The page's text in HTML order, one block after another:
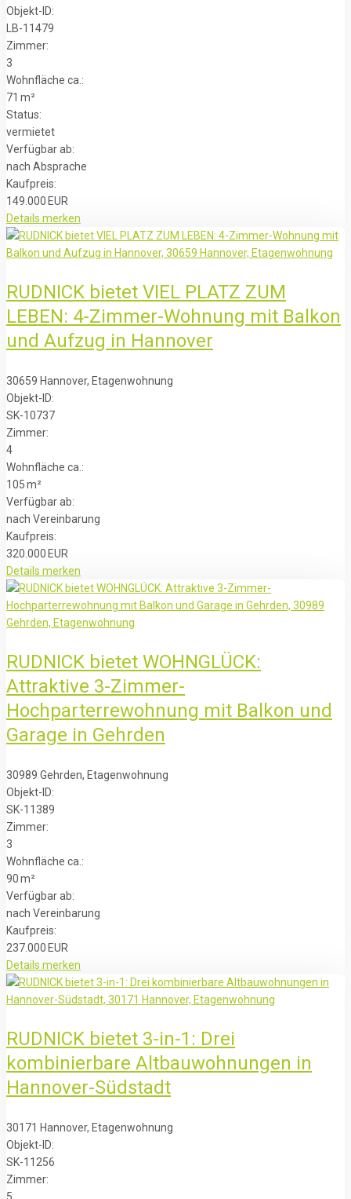
Objekt-ID:
LB-11479
Zimmer:
3
Wohnfläche ca.:
71 m²
Status:
vermietet
Verfügbar ab:
nach Absprache
Kaufpreis:
149.000 EUR
Details merken
RUDNICK bietet VIEL PLATZ ZUM
LEBEN: 4-Zimmer-Wohnung mit Balkon
und Aufzug in Hannover
30659 Hannover, Etagenwohnung
Objekt-ID:
SK-10737
Zimmer:
4
Wohnfläche ca.:
105 m²
Verfügbar ab:
nach Vereinbarung
Kaufpreis:
320.000 EUR
Details merken
RUDNICK bietet WOHNGLÜCK:
Attraktive 3-Zimmer-
Hochparterrewohnung mit Balkon und
Garage in Gehrden
30989 Gehrden, Etagenwohnung
Objekt-ID:
SK-11389
Zimmer:
3
Wohnfläche ca.:
90 m²
Verfügbar ab:
nach Vereinbarung
Kaufpreis:
237.000 EUR
Details merken
RUDNICK bietet 3-in-1: Drei
kombinierbare Altbauwohnungen in
Hannover-Südstadt
30171 Hannover, Etagenwohnung
Objekt-ID:
SK-11256
Zimmer:
5